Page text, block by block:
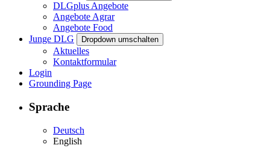
DLGplus Angebote
Angebote Agrar
Angebote Food
Junge DLG
Dropdown umschalten
Aktuelles
Kontaktformular
Login
Grounding Page
Sprache
Deutsch
English